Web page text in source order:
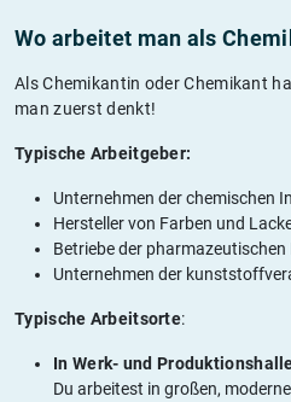
Wo arbeitet man als
Als Chemikantin oder Chemikant
man zuerst denkt!
Typische Arbeitgeber:
Unternehmen der chemischen
Hersteller von Farben und
Betriebe der
Unternehmen der
Typische Arbeitsorte:
In Werk- und
Du arbeitest in großen,